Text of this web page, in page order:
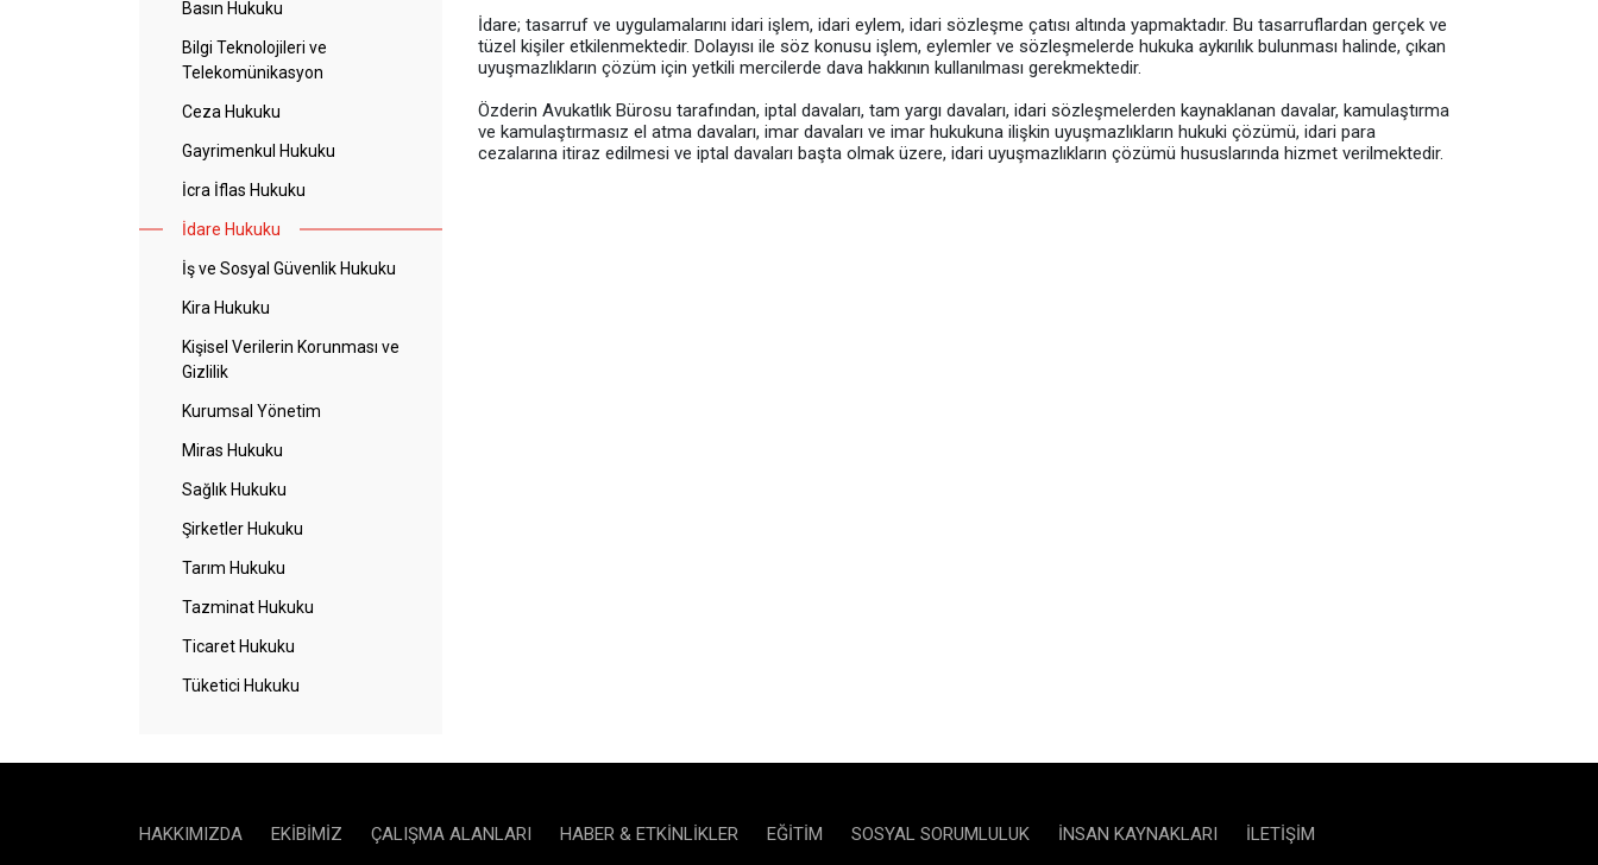
Basın Hukuku
Bilgi Teknolojileri ve
Telekomünikasyon
Ceza Hukuku
Gayrimenkul Hukuku
İcra İflas Hukuku
İdare Hukuku
İş ve Sosyal Güvenlik Hukuku
Kira Hukuku
Kişisel Verilerin Korunması ve
Gizlilik
Kurumsal Yönetim
Miras Hukuku
Sağlık Hukuku
Şirketler Hukuku
Tarım Hukuku
Tazminat Hukuku
Ticaret Hukuku
Tüketici Hukuku
İdare; tasarruf ve uygulamalarını idari işlem, idari eylem, idari sözleşme çatısı altında yapmaktadır. Bu tasarruflardan gerçek ve
tüzel kişiler etkilenmektedir. Dolayısı ile söz konusu işlem, eylemler ve sözleşmelerde hukuka aykırılık bulunması halinde, çıkan
uyuşmazlıkların çözüm için yetkili mercilerde dava hakkının kullanılması gerekmektedir.
Özderin Avukatlık Bürosu tarafından, iptal davaları, tam yargı davaları, idari sözleşmelerden kaynaklanan davalar, kamulaştırma
ve kamulaştırmasız el atma davaları, imar davaları ve imar hukukuna ilişkin uyuşmazlıkların hukuki çözümü, idari para
cezalarına itiraz edilmesi ve iptal davaları başta olmak üzere, idari uyuşmazlıkların çözümü hususlarında hizmet verilmektedir.
HAKKIMIZDA EKIBIMIZ ÇALIŞMA ALANLARI HABER & ETKINLIKLER EĞITIM SOSYAL SORUMLULUK İNSAN KAYNAKLARI İLETIŞIM